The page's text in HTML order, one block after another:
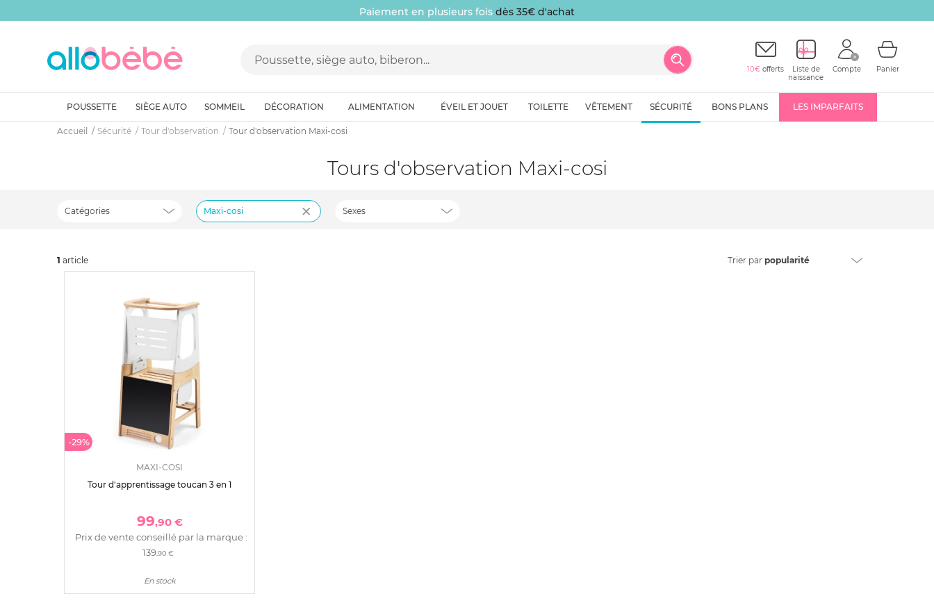
Paiement en plusieurs fois dès 35€ d'achat
10€ offerts
Liste de
naissance
Compte Panier
POUSSETTE SIÈGE AUTO SOMMEIL DÉCORATION ALIMENTATION ÉVEIL ET JOUET TOILETTE VÊTEMENT SÉCURITÉ BONS PLANS LES IMPARFAITS
Accueil Sécurité Tour d'observation Tour d'observation Maxi-cosi
Tours d'observation Maxi-cosi
Catégories Maxi-cosi Sexes
1 article Trier par popularité
-29%
MAXI-COSI
Tour d'apprentissage toucan 3 en 1
99,90 €
Prix de vente conseillé par la marque :
139,90 €
En stock